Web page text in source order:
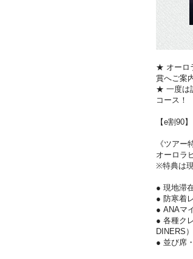
★ オーロ
賞へご案
★ 一度は
コース！
【e割90
《ツアー
オーロラ
※特典は
● 現地滞
● 防寒着
● ANAマ
● 各種ク
DINERS）
● 並び席